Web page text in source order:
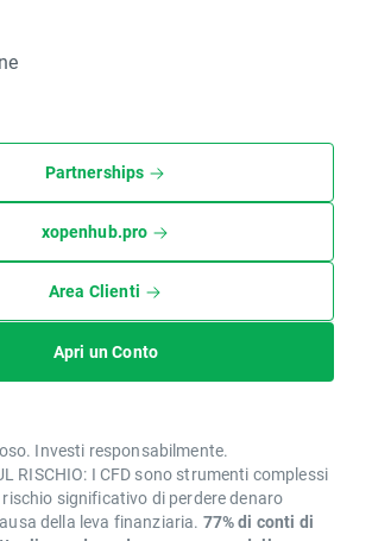
Partnerships
xopenhub.pro
Area Clienti
Apri un Conto
Investi responsabilmente.
RISCHIO: I CFD sono strumenti complessi
significativo di perdere denaro
della leva finanziaria. 77% di conti di